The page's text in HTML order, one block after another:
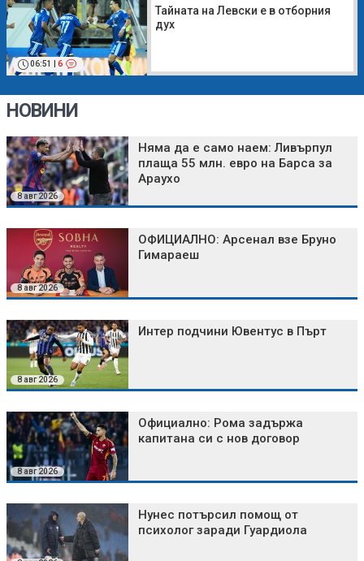
06:51 6
Тайната на Левски е в отборния
дух
НОВИНИ
8 авг 2026
Няма да е само наем: Ливърпул
плаща 55 млн. евро на Барса за
Араухо
8 авг 2026
ОФИЦИАЛНО: Арсенал взе Бруно
Гимараеш
8 авг 2026
Интер подчини Ювентус в Пърт
8 авг 2026
Официално: Рома задържа
капитана си с нов договор
Нунес потърсил помощ от
психолог заради Гуардиола